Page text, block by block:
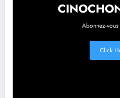
Abonnez-
Click